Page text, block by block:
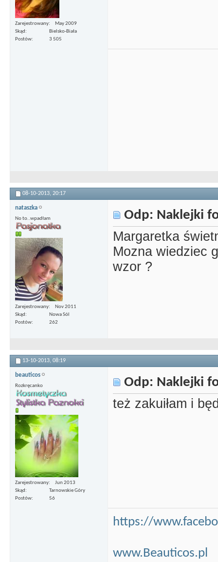
Zarejestrowany
May 2009
Skąd
Bielsko-Biała
Postów
3 505
08-10-2013, 20:17
nataszka
No to..wpadłam
Zarejestrowany
Nov 2011
Skąd
Nowa Sól
Postów
262
Odp: Naklejki
Margaretka
Mozna wiedziec
wzor ?
13-10-2013, 08:19
beauticos
Rozkręcanko
Zarejestrowany
Jun 2013
Skąd
Tarnowskie Góry
Postów
56
Odp: Naklejki
też zakuiłam i
https://
www.Beauticos.pl